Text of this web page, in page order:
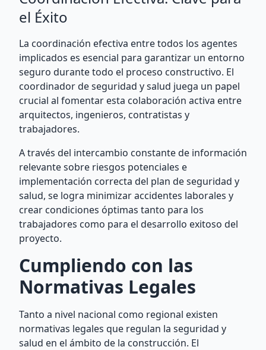
el Éxito
La coordinación efectiva entre todos los agentes
implicados es esencial para garantizar un entorno
seguro durante todo el proceso constructivo. El
coordinador de seguridad y salud juega un papel
crucial al fomentar esta colaboración activa entre
arquitectos, ingenieros, contratistas y
trabajadores.
A través del intercambio constante de información
relevante sobre riesgos potenciales e
implementación correcta del plan de seguridad y
salud, se logra minimizar accidentes laborales y
crear condiciones óptimas tanto para los
trabajadores como para el desarrollo exitoso del
proyecto.
Cumpliendo con las
Normativas Legales
Tanto a nivel nacional como regional existen
normativas legales que regulan la seguridad y
salud en el ámbito de la construcción. El